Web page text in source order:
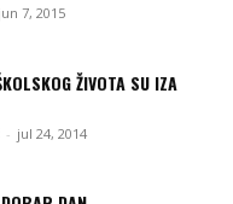
jun 7, 2015
ŽIVOTA SU IZA
- jul 24, 2014